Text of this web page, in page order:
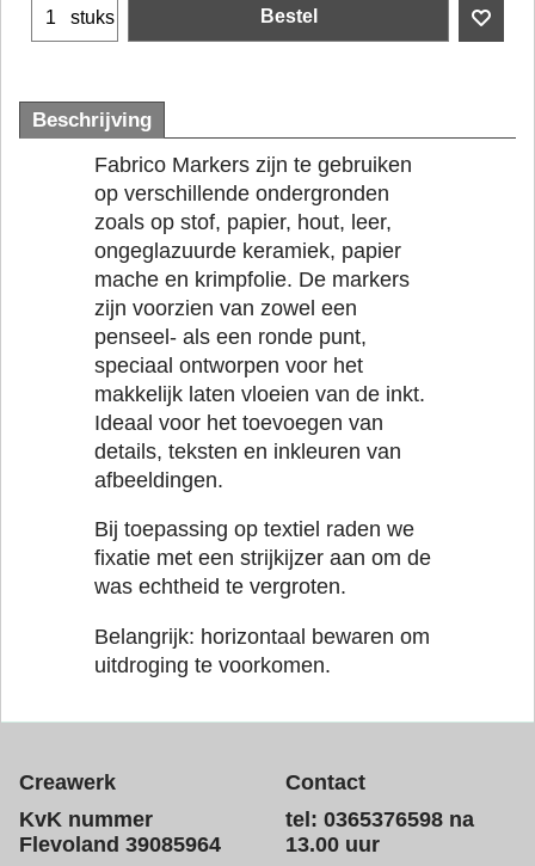
stuks Bestel
Beschrijving
Fabrico Markers zijn te gebruiken
op verschillende ondergronden
zoals op stof, papier, hout, leer,
ongeglazuurde keramiek, papier
mache en krimpfolie. De markers
zijn voorzien van zowel een
penseel- als een ronde punt,
speciaal ontworpen voor het
makkelijk laten vloeien van de inkt.
Ideaal voor het toevoegen van
details, teksten en inkleuren van
afbeeldingen.
Bij toepassing op textiel raden we
fixatie met een strijkijzer aan om de
was echtheid te vergroten.
Belangrijk: horizontaal bewaren om
uitdroging te voorkomen.
Creawerk
KvK nummer
Flevoland 39085964
Contact
tel: 0365376598 na
13.00 uur